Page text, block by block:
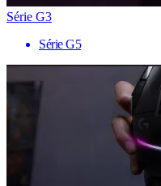
Série G3
Série G5